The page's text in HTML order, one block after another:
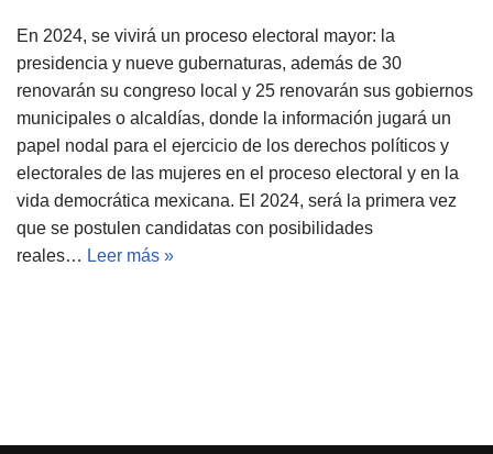
En 2024, se vivirá un proceso electoral mayor: la
presidencia y nueve gubernaturas, además de 30
renovarán su congreso local y 25 renovarán sus gobiernos
municipales o alcaldías, donde la información jugará un
papel nodal para el ejercicio de los derechos políticos y
electorales de las mujeres en el proceso electoral y en la
vida democrática mexicana. El 2024, será la primera vez
que se postulen candidatas con posibilidades
reales… Leer más »